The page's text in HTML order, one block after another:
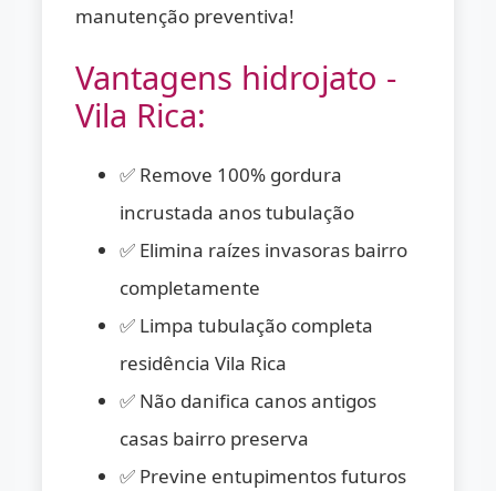
manutenção preventiva!
Vantagens hidrojato -
Vila Rica:
✅ Remove 100% gordura
incrustada anos tubulação
✅ Elimina raízes invasoras bairro
completamente
✅ Limpa tubulação completa
residência Vila Rica
✅ Não danifica canos antigos
casas bairro preserva
✅ Previne entupimentos futuros